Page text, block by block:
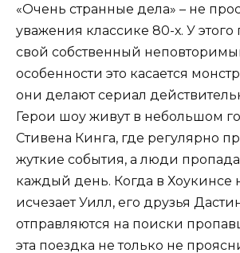
«Очень странные дела» – не
уважения классике 80-х. У этого
свой собственный
особенности это касается
они делают сериал
Герои шоу живут в небольшом
Стивена Кинга, где регулярно
жуткие события, а люди
каждый день. Когда в Хоукинсе
исчезает Уилл, его друзья
отправляются на поиски
эта поездка не только не